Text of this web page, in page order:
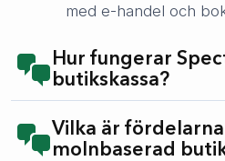
med e-handel och
Hur fungerar
butikskassa?
Vilka är
molnbaserad